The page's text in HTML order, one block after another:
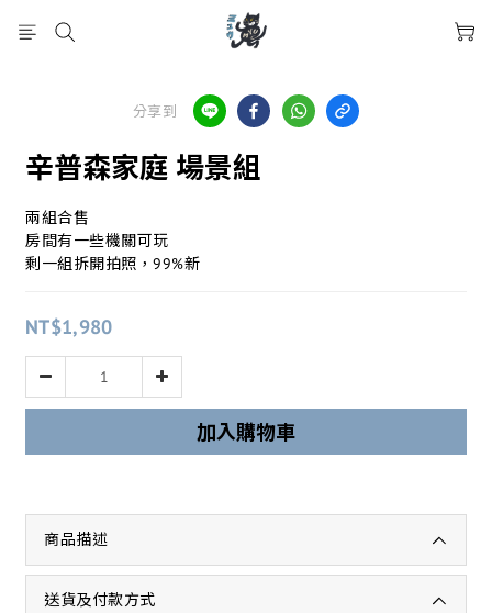
分享到
辛普森家庭 場景組
兩組合售
房間有一些機關可玩
剩一組拆開拍照，99%新
NT$1,980
加入購物車
商品描述
送貨及付款方式